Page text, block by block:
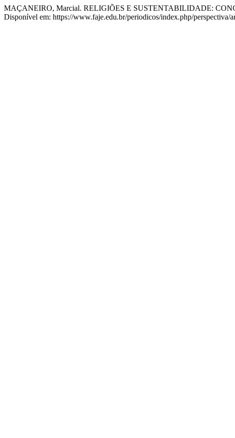
MAÇANEIRO, Marcial. RELIGIÕES E SUSTENTABILIDADE:
Disponível em: https://www.faje.edu.br/periodicos/index.php/perspectiva/